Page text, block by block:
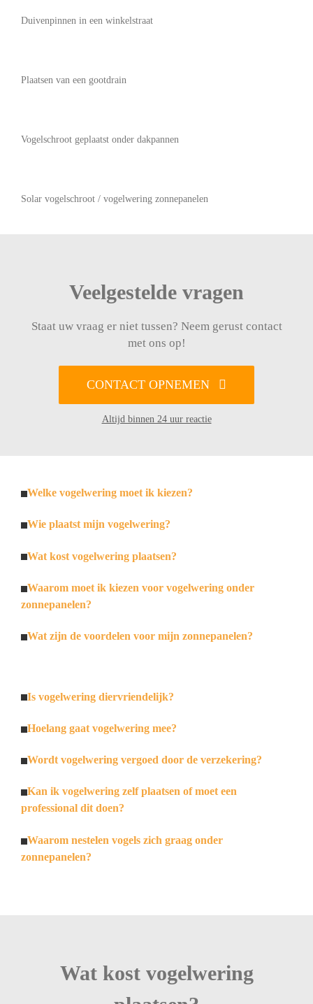
Duivenpinnen in een winkelstraat
Plaatsen van een gootdrain
Vogelschroot geplaatst onder dakpannen
Solar vogelschroot / vogelwering zonnepanelen
Veelgestelde vragen
Staat uw vraag er niet tussen? Neem gerust contact
met ons op!
CONTACT OPNEMEN
Altijd binnen 24 uur reactie
Welke vogelwering moet ik kiezen?
Wie plaatst mijn vogelwering?
Wat kost vogelwering plaatsen?
Waarom moet ik kiezen voor vogelwering onder
zonnepanelen?
Wat zijn de voordelen voor mijn zonnepanelen?
Is vogelwering diervriendelijk?
Hoelang gaat vogelwering mee?
Wordt vogelwering vergoed door de verzekering?
Kan ik vogelwering zelf plaatsen of moet een
professional dit doen?
Waarom nestelen vogels zich graag onder
zonnepanelen?
Wat kost vogelwering